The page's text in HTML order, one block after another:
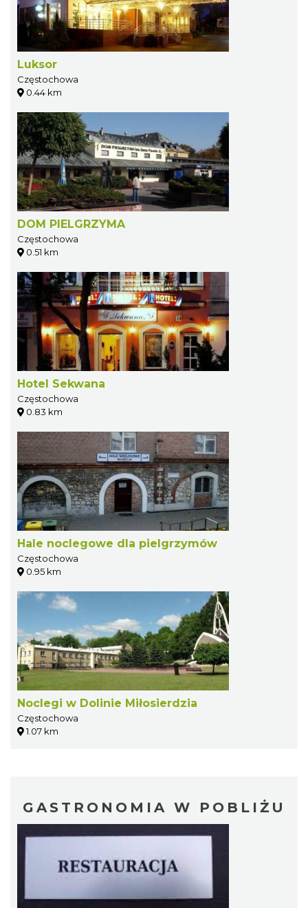
Luksor
Częstochowa
0.44 km
DOM PIELGRZYMA
Częstochowa
0.51 km
Hotel Sekwana
Częstochowa
0.83 km
Hale noclegowe dla pielgrzymów
Częstochowa
0.95 km
Noclegi w Dolinie Miłosierdzia
Częstochowa
1.07 km
GASTRONOMIA W POBLIŻU